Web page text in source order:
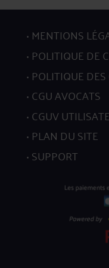
MENTIONS
POLITIQUE DE
POLITIQUE
CGU AVOCATS
CGUV
PLAN DU SITE
SUPPORT